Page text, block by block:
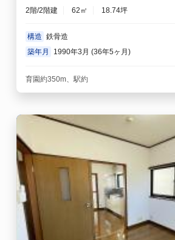
2階/2階建 62㎡ 18.74坪
構造 鉄骨造
築年月
1990年3月 (36年5ヶ月)
育園約350m、駅約